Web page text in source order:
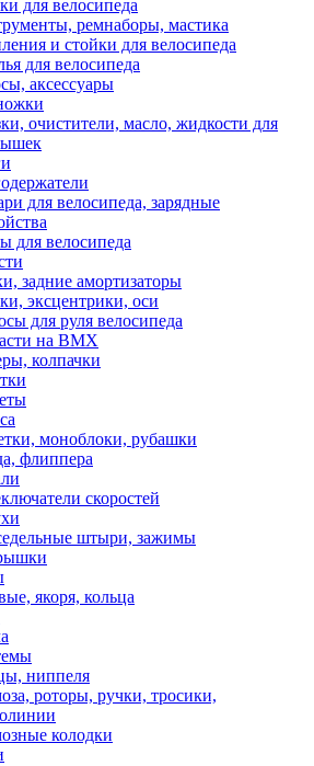
для велосипеда
ремнаборы, мастика
и стойки для велосипеда
для велосипеда
аксессуары
очистители, масло, жидкости для
для велосипеда, зарядные
для велосипеда
задние амортизаторы
эксцентрики, оси
для руля велосипеда
на BMX
колпачки
моноблоки, рубашки
флиппера
скоростей
штыри, зажимы
якоря, кольца
ниппеля
роторы, ручки, тросики,
колодки